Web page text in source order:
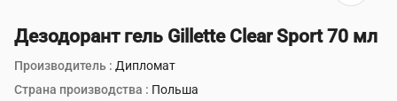
Дезодорант гель Gillette Clear Sport 70 мл
Производитель : Дипломат
Страна производства : Польша